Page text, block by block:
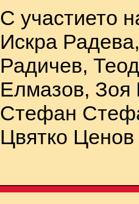
С участието
Искра
Радичев,
Елмазов,
Стефан
Цвятко Ценов